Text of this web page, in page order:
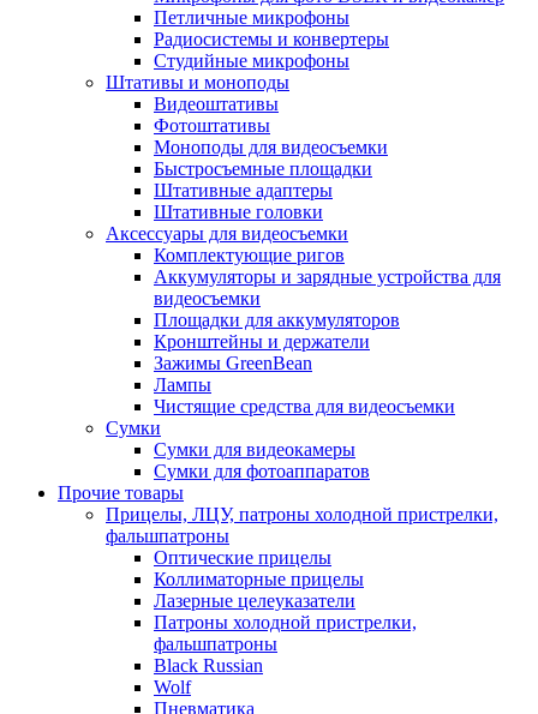
Петличные микрофоны
Радиосистемы и конвертеры
Студийные микрофоны
Штативы и моноподы
Видеоштативы
Фотоштативы
Моноподы для видеосъемки
Быстросъемные площадки
Штативные адаптеры
Штативные головки
Аксессуары для видеосъемки
Комплектующие ригов
Аккумуляторы и зарядные устройства для
видеосъемки
Площадки для аккумуляторов
Кронштейны и держатели
Зажимы GreenBean
Лампы
Чистящие средства для видеосъемки
Сумки
Сумки для видеокамеры
Сумки для фотоаппаратов
Прочие товары
Прицелы, ЛЦУ, патроны холодной пристрелки,
фальшпатроны
Оптические прицелы
Коллиматорные прицелы
Лазерные целеуказатели
Патроны холодной пристрелки,
фальшпатроны
Black Russian
Wolf
Пневматика